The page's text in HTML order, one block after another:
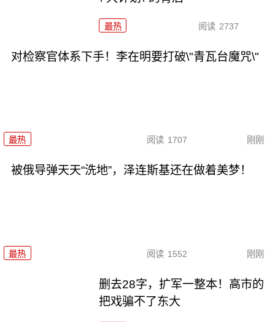
最热 阅读 2737
对检察官体系下手！李在明要打破\"青瓦台魔咒\"
最热 阅读 1707 刚刚
被俄导弹天天“洗地”，泽连斯基还在做着美梦！
最热 阅读 1552 刚刚
删去28字，扩军一整本！高市的
把戏骗不了东大